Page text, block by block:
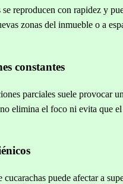
se reproducen con rapidez y
zonas del inmueble o a
constantes
parciales suele provocar
elimina el foco ni evita que
cucarachas puede afectar a